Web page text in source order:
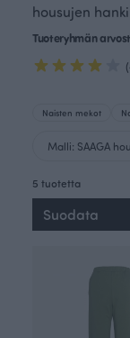
housujen
Tuoteryhmän
Naisten mekot
Malli: SAAGA
5 tuotetta
Suodata